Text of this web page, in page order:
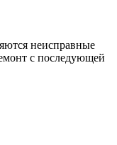
неисправные
с последующей